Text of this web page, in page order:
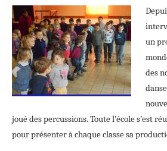
un
des
joué des percussions. Toute l’école s’est
pour présenter à chaque classe sa